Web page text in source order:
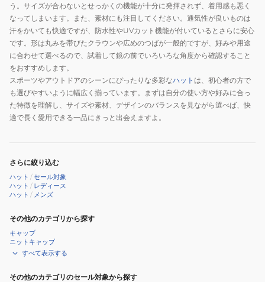
う。サイズが合わないとせっかくの機能が十分に発揮されず、着用感も悪く
なってしまいます。また、素材にも注目してください。通気性が良いものは
汗をかいても快適ですが、防水性やUVカット機能が付いているとさらに安心
です。形は丸みを帯びたクラウンや広めのつばが一般的ですが、好みや用途
に合わせて選べるので、試着して鏡の前でいろいろな角度から確認すること
をおすすめします。
スポーツやアウトドアのシーンにぴったりな多彩なハット は、初心者の方で
も選びやすいように幅広く揃っています。まずは自分の使い方や好みに合っ
た特徴を理解し、サイズや素材、デザインのバランスを見ながら選べば、快
適で長く愛用できる一品にきっと出会えますよ。
さらに絞り込む
ハット /セール対象
ハット / レディース
ハット / メンズ
その他のカテゴリから探す
キャップ
ニットキャップ
すべて表示する
その他のカテゴリのセール対象から探す